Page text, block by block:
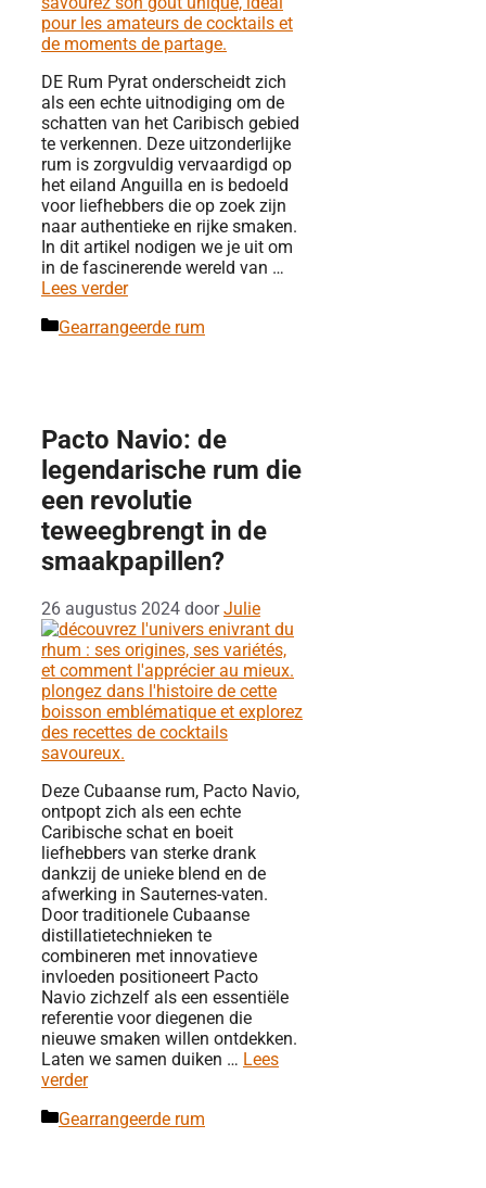
DE Rum Pyrat onderscheidt zich
als een echte uitnodiging om de
schatten van het Caribisch gebied
te verkennen. Deze uitzonderlijke
rum is zorgvuldig vervaardigd op
het eiland Anguilla en is bedoeld
voor liefhebbers die op zoek zijn
naar authentieke en rijke smaken.
In dit artikel nodigen we je uit om
in de fascinerende wereld van …
Lees verder
Categorieën
Gearrangeerde rum
Pacto Navio: de
legendarische rum die
een revolutie
teweegbrengt in de
smaakpapillen?
26 augustus 2024 doorJulie
Deze Cubaanse rum, Pacto Navio,
ontpopt zich als een echte
Caribische schat en boeit
liefhebbers van sterke drank
dankzij de unieke blend en de
afwerking in Sauternes-vaten.
Door traditionele Cubaanse
distillatietechnieken te
combineren met innovatieve
invloeden positioneert Pacto
Navio zichzelf als een essentiële
referentie voor diegenen die
nieuwe smaken willen ontdekken.
Laten we samen duiken … Lees
verder
Categorieën
Gearrangeerde rum